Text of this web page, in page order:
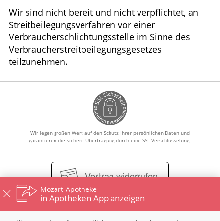
Wir sind nicht bereit und nicht verpflichtet, an
Streitbeilegungsverfahren vor einer
Verbraucherschlichtungsstelle im Sinne des
Verbraucherstreitbeilegungsgesetzes
teilzunehmen.
Wir legen großen Wert auf den Schutz Ihrer persönlichen Daten und
garantieren die sichere Übertragung durch eine SSL-Verschlüsselung.
Vertrag widerrufen
Mozart-Apotheke
in Apotheken App anzeigen